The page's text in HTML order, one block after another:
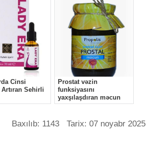
Baxılıb: 1143 Tarix: 07 noyabr 2025